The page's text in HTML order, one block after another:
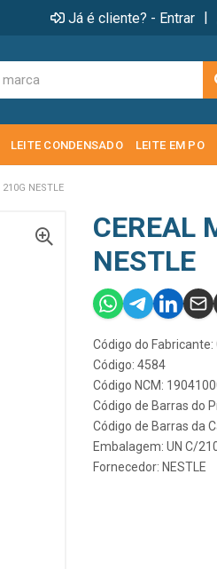
Já é cliente? - Entrar |
LEITE CONDENSADO LEITE EM PO
210G NESTLE
CEREAL
NESTLE
Código do
Código: 4584
Código NCM:
Código de Barras do
Código de Barras da
Embalagem: UN C/
Fornecedor: NESTLE